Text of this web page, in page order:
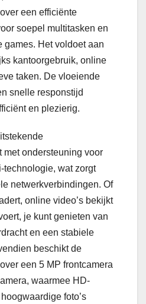
een efficiënte
soepel multitasken en
games. Het voldoet aan
kantoorgebruik, online
taken. De vloeiende
snelle responstijd
en plezierig.
met ondersteuning voor
technologie, wat zorgt
netwerkverbindingen. Of
online video’s bekijkt
je kunt genieten van
en een stabiele
beschikt de
een 5 MP frontcamera
waarmee HD-
foto’s